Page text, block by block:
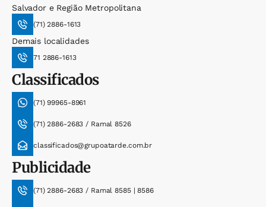
Salvador e Região Metropolitana
(71) 2886-1613
Demais localidades
71 2886-1613
Classificados
(71) 99965-8961
(71) 2886-2683 / Ramal 8526
classificados@grupoatarde.com.br
Publicidade
(71) 2886-2683 / Ramal 8585 | 8586